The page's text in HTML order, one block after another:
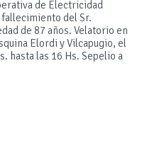
de Electricidad
del Sr.
de 87 años. Velatorio en
Elordi y Vilcapugio, el
hasta las 16 Hs. Sepelio a